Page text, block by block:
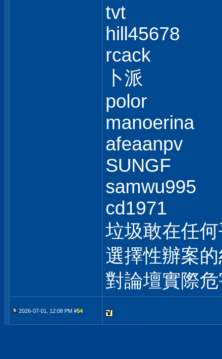
tvt
hill45678
rcack
卜派
polor
manoerina
afeaanpv
SUNGF
samwu995
cd1971
垃圾敢在任
選擇性辦案
對論壇實際
2026-07-01, 12:08 PM #54